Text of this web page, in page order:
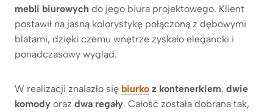
mebli biurowych do jego biura projektowego. Klient
postawił na jasną kolorystykę połączoną z dębowymi
blatami, dzięki czemu wnętrze zyskało elegancki i
ponadczasowy wygląd.
W realizacji znalazło się biurko z kontenerkiem, dwie
komody oraz dwa regały. Całość została dobrana tak,